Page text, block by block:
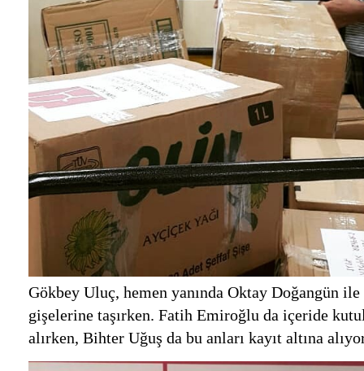
Gökbey Uluç, hemen yanında Oktay Doğangün
gişelerine taşırken. Fatih Emiroğlu da içeride
alırken, Bihter Uğuş da bu anları kayıt altına